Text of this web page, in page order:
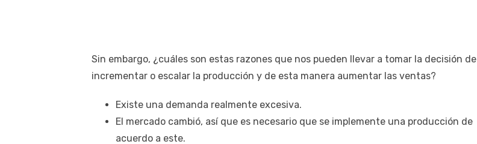
Sin embargo, ¿cuáles son estas razones que nos pueden llevar a tomar la decisión de
incrementar o escalar la producción y de esta manera aumentar las ventas?
Existe una demanda realmente excesiva.
El mercado cambió, así que es necesario que se implemente una producción de
acuerdo a este.